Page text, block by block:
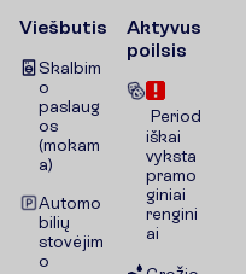
Viešbutis
Skalbim
o
paslaug
os
(mokam
a)
Automo
bilių
stovėjim
o
Aktyvus
poilsis
Period
iškai
vyksta
pramo
giniai
rengini
ai